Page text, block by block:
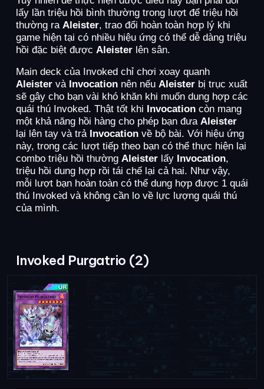
lấy lần triệu hồi bình thường trong lượt để triệu hồi
thường ra Aleister, trao đổi hoàn toàn hợp lý khi
game hiện tại có nhiều hiệu ứng có thể dễ dàng triệu
hồi đặc biệt được Aleister lên sân.
Main deck của Invoked chỉ chơi xoay quanh
Aleister và Invocation nên nếu Aleister bị trục xuất
sẽ gây cho bạn vài khó khăn khi muốn dung hợp các
quái thú Invoked. Thật tốt khi Invocation còn mang
một khả năng hồi hàng cho phép bạn đưa Aleister
lại lên tay và trả Invocation về bộ bài. Với hiệu ứng
này, trong các lượt tiếp theo bạn có thể thực hiện lại
combo triệu hồi thường Aleister lấy Invocation,
triệu hồi dung hợp rồi tái chế lại cả hai. Như vậy,
mỗi lượt bạn hoàn toàn có thể dung hợp được 1 quái
thú Invoked và không cần lo về lực lượng quái thú
của mình.
Invoked Purgatrio (2)